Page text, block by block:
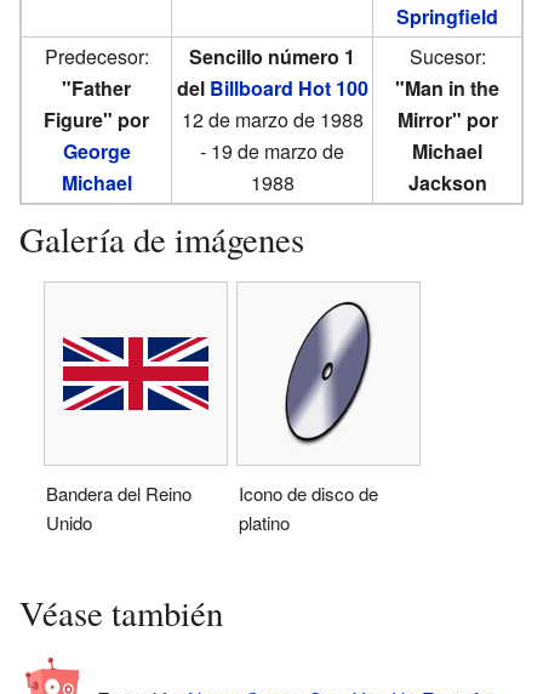
Springfield
Predecesor:
"Father
Figure" por
George
Michael
Sencillo número 1
del Billboard Hot 100
12 de marzo de 1988
- 19 de marzo de
1988
Sucesor:
"Man in the
Mirror" por
Michael
Jackson
Galería de imágenes
Bandera del Reino
Unido
Icono de disco de
platino
Véase también